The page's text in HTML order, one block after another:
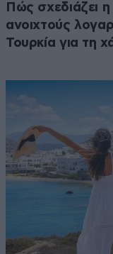
Πώς σχεδιάζει
ανοιχτούς
Τουρκία για τη